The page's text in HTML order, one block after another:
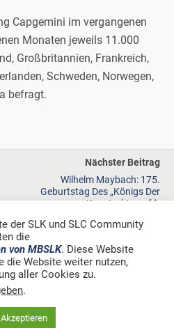
Capgemini im vergangenen
Monaten jeweils 11.000
Großbritannien, Frankreich,
Schweden, Norwegen,
befragt.
Nächster Beitrag
Wilhelm Maybach: 175.
Geburtstag Des „Königs Der
Konstrukteure“
Seitenanfang
Desktop
der SLK und SLC Community
die
von MBSLK. Diese Website
die Website weiter nutzen,
aller Cookies zu.
.
Akzeptieren